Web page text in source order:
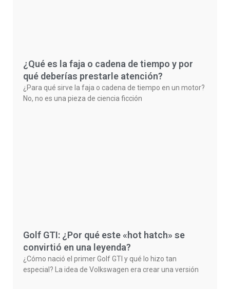
¿Qué es la faja o cadena de tiempo y por
qué deberías prestarle atención?
¿Para qué sirve la faja o cadena de tiempo en un motor?
No, no es una pieza de ciencia ficción
Golf GTI: ¿Por qué este «hot hatch» se
convirtió en una leyenda?
¿Cómo nació el primer Golf GTI y qué lo hizo tan
especial? La idea de Volkswagen era crear una versión